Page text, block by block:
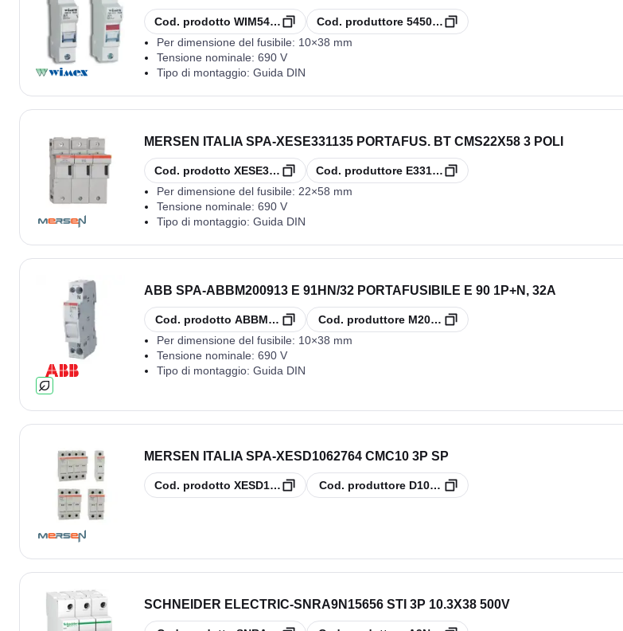
copiaCod. prodotto WIM5450121 copiaCod. produttore 5450121
Per dimensione del fusibile: 10×38 mm
Tensione nominale: 690 V
Tipo di montaggio: Guida DIN
MERSEN ITALIA SPA-XESE331135 PORTAFUS. BT CMS22X58 3 POLI
copiaCod. prodotto XESE331135 copiaCod. produttore E331135
Per dimensione del fusibile: 22×58 mm
Tensione nominale: 690 V
Tipo di montaggio: Guida DIN
ABB SPA-ABBM200913 E 91HN/32 PORTAFUSIBILE E 90 1P+N, 32A
copiaCod. prodotto ABBM200913copiaCod. produttore M200913
Per dimensione del fusibile: 10×38 mm
Tensione nominale: 690 V
Tipo di montaggio: Guida DIN
MERSEN ITALIA SPA-XESD1062764 CMC10 3P SP
copiaCod. prodotto XESD1062764copiaCod. produttore D1062764
SCHNEIDER ELECTRIC-SNRA9N15656 STI 3P 10.3X38 500V
copia copia